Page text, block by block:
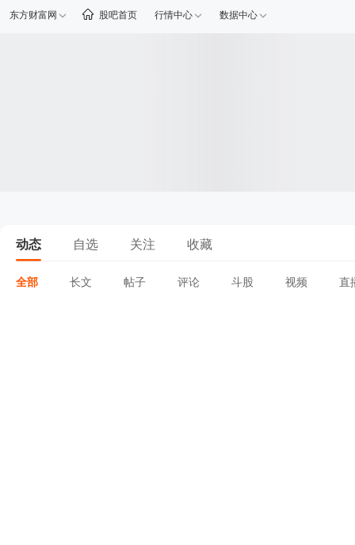
东方财富网 股吧首页 行情中心 数据中心
动态 自选 关注 收藏
全部 长文 帖子 评论 斗股 视频 直